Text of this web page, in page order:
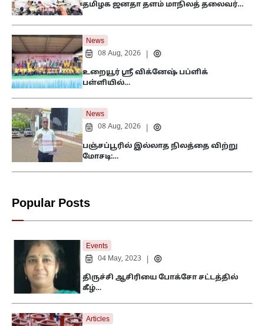
தமிழக ஜனதா தளம் மாநிலத் தலைவர்…
News
08 Aug, 2026
உறையூர் ஸ்ரீ விக்னேஷ் பப்ளிக்
பள்ளியில்…
News
08 Aug, 2026
பஞ்சப்பூரில் இல்லாத நிலத்தை விற்று
மோசடி:…
Popular Posts
Events
04 May, 2023
திருச்சி ஆசிரியை போக்சோ சட்டத்தில்
கீழ்…
Articles